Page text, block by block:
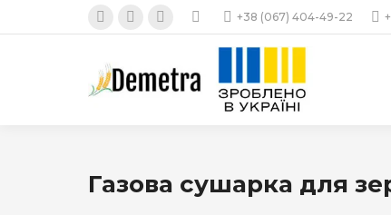
opensopensopens
+38 (067) 404-49-22
Газова сушарка для